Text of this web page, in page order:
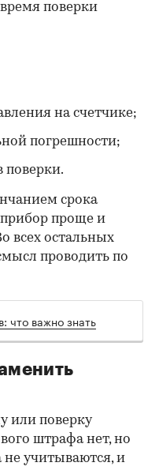
поверки
на счетчике;
погрешности;
поверки.
срока
прибор проще и
всех остальных
проводить по
что важно знать
или поверку
штрафа нет, но
не учитываются, и